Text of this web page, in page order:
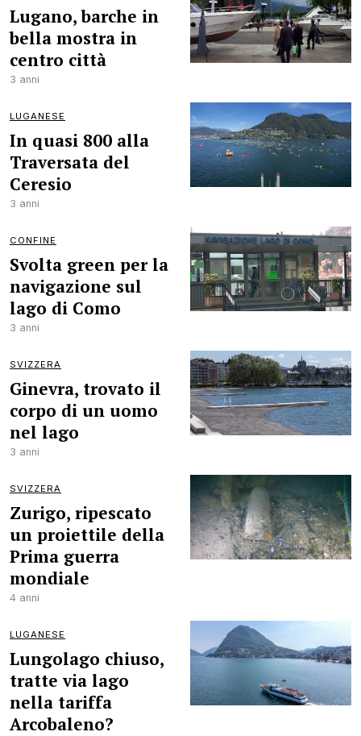
Lugano, barche in
bella mostra in
centro città
3 anni
LUGANESE
In quasi 800 alla
Traversata del
Ceresio
3 anni
CONFINE
Svolta green per la
navigazione sul
lago di Como
3 anni
SVIZZERA
Ginevra, trovato il
corpo di un uomo
nel lago
3 anni
SVIZZERA
Zurigo, ripescato
un proiettile della
Prima guerra
mondiale
4 anni
LUGANESE
Lungolago chiuso,
tratte via lago
nella tariffa
Arcobaleno?